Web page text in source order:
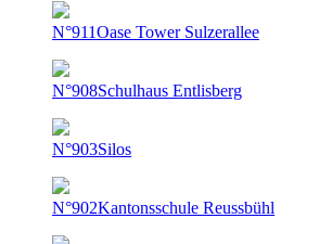
N°911Oase Tower Sulzerallee
N°908Schulhaus Entlisberg
N°903Silos
N°902Kantonsschule Reussbühl